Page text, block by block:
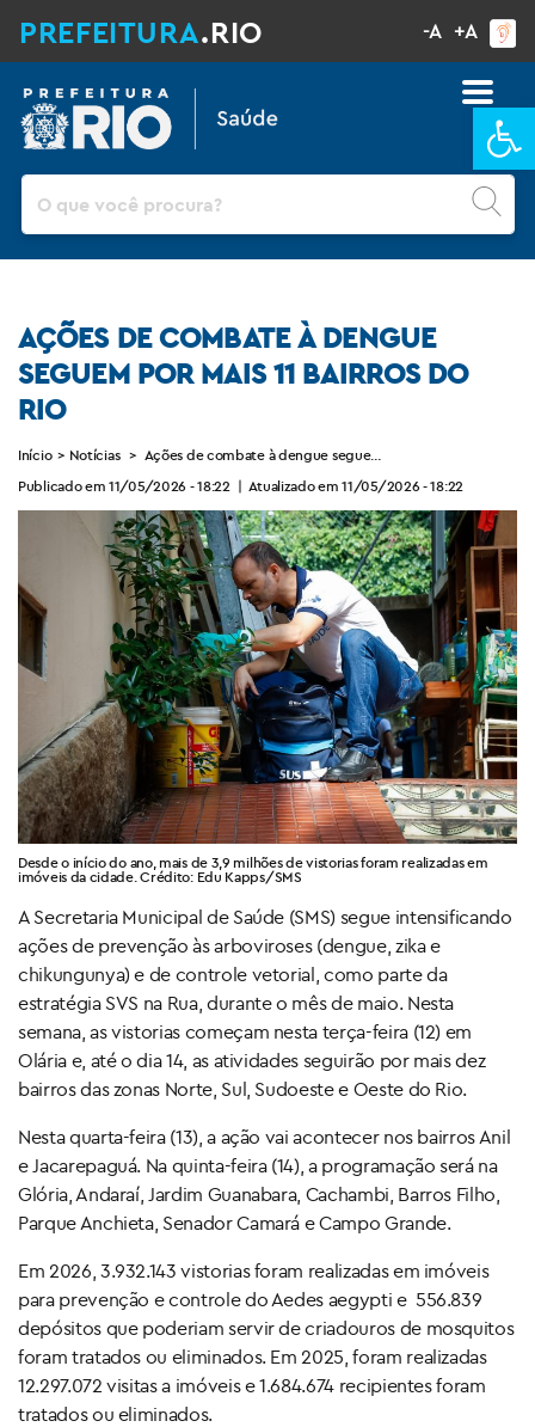
PREFEITURA.RIO -A +A
AÇÕES DE COMBATE À DENGUE
SEGUEM POR MAIS 11 BAIRROS DO
RIO
Início > Notícias > Ações de combate à dengue seguem por mais 11 bairros do
Publicado em 11/05/2026 - 18:22 | Atualizado em 11/05/2026 - 18:22
Desde o início do ano, mais de 3,9 milhões de vistorias foram realizadas em
imóveis da cidade. Crédito: Edu Kapps/SMS
A Secretaria Municipal de Saúde (SMS) segue intensificando
ações de prevenção às arboviroses (dengue, zika e
chikungunya) e de controle vetorial, como parte da
estratégia SVS na Rua, durante o mês de maio. Nesta
semana, as vistorias começam nesta terça-feira (12) em
Olária e, até o dia 14, as atividades seguirão por mais dez
bairros das zonas Norte, Sul, Sudoeste e Oeste do Rio.
Nesta quarta-feira (13), a ação vai acontecer nos bairros Anil
e Jacarepaguá. Na quinta-feira (14), a programação será na
Glória, Andaraí, Jardim Guanabara, Cachambi, Barros Filho,
Parque Anchieta, Senador Camará e Campo Grande.
Em 2026, 3.932.143 vistorias foram realizadas em imóveis
para prevenção e controle do Aedes aegypti e 556.839
depósitos que poderiam servir de criadouros de mosquitos
foram tratados ou eliminados. Em 2025, foram realizadas
12.297.072 visitas a imóveis e 1.684.674 recipientes foram
tratados ou eliminados.